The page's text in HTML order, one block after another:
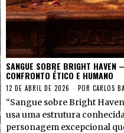
SANGUE SOBRE BRIGHT
CONFRONTO ÉTICO E HUMANO
12 DE ABRIL DE 2026 POR CARLOS
“Sangue sobre Bright
usa uma estrutura
personagem excepcional